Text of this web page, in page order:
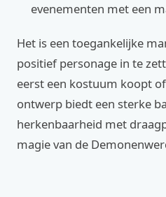
evenementen met een
Het is een toegankelijke
positief personage in te
eerst een kostuum koopt
ontwerp biedt een sterke
herkenbaarheid met
magie van de